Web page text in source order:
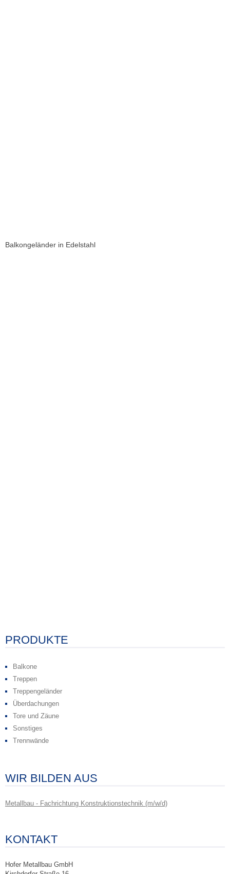
Balkongeländer in Edelstahl
PRODUKTE
Balkone
Treppen
Treppengeländer
Überdachungen
Tore und Zäune
Sonstiges
Trennwände
WIR BILDEN AUS
Metallbau - Fachrichtung Konstruktionstechnik (m/w/d)
KONTAKT
Hofer Metallbau GmbH